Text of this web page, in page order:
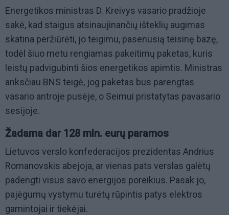
Energetikos ministras D. Kreivys vasario pradžioje
sakė, kad staigus atsinaujinančių išteklių augimas
skatina peržiūrėti, jo teigimu, pasenusią teisinę bazę,
todėl šiuo metu rengiamas pakeitimų paketas, kuris
leistų padvigubinti šios energetikos apimtis. Ministras
anksčiau BNS teigė, jog paketas bus parengtas
vasario antroje pusėje, o Seimui pristatytas pavasario
sesijoje.
Žadama dar 128 mln. eurų paramos
Lietuvos verslo konfederacijos prezidentas Andrius
Romanovskis abejoja, ar vienas pats verslas galėtų
padengti visus savo energijos poreikius. Pasak jo,
pajėgumų vystymu turėtų rūpintis patys elektros
gamintojai ir tiekėjai.